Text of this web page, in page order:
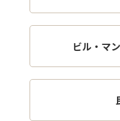
ビル・マ